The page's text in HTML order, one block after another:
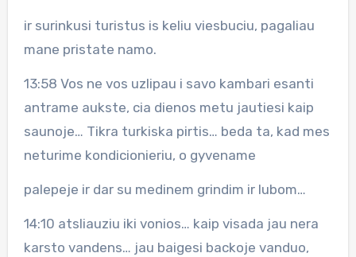
ir surinkusi turistus is keliu viesbuciu, pagaliau
mane pristate namo.
13:58 Vos ne vos uzlipau i savo kambari esanti
antrame aukste, cia dienos metu jautiesi kaip
saunoje… Tikra turkiska pirtis… beda ta, kad mes
neturime kondicionieriu, o gyvename
palepeje ir dar su medinem grindim ir lubom…
14:10 atsliauziu iki vonios… kaip visada jau nera
karsto vandens… jau baigesi backoje vanduo,